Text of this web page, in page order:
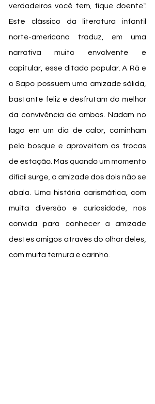
verdadeiros você tem, fique doente".
Este clássico da literatura infantil
norte-americana traduz, em uma
narrativa muito envolvente e
capitular, esse ditado popular. A Rã e
o Sapo possuem uma amizade sólida,
bastante feliz e desfrutam do melhor
da convivência de ambos. Nadam no
lago em um dia de calor, caminham
pelo bosque e aproveitam as trocas
de estação. Mas quando um momento
difícil surge, a amizade dos dois não se
abala. Uma história carismática, com
muita diversão e curiosidade, nos
convida para conhecer a amizade
destes amigos através do olhar deles,
com muita ternura e carinho.